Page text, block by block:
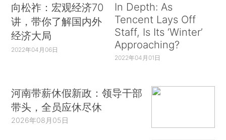
向松祚：宏观经济70
讲，带你了解国内外
经济大局
2022年04月06日
In Depth: As
Tencent Lays Off
Staff, Is Its ‘Winter’
Approaching?
2022年04月01日
河南带薪休假新政：领导干部
带头，全员应休尽休
2026年08月05日